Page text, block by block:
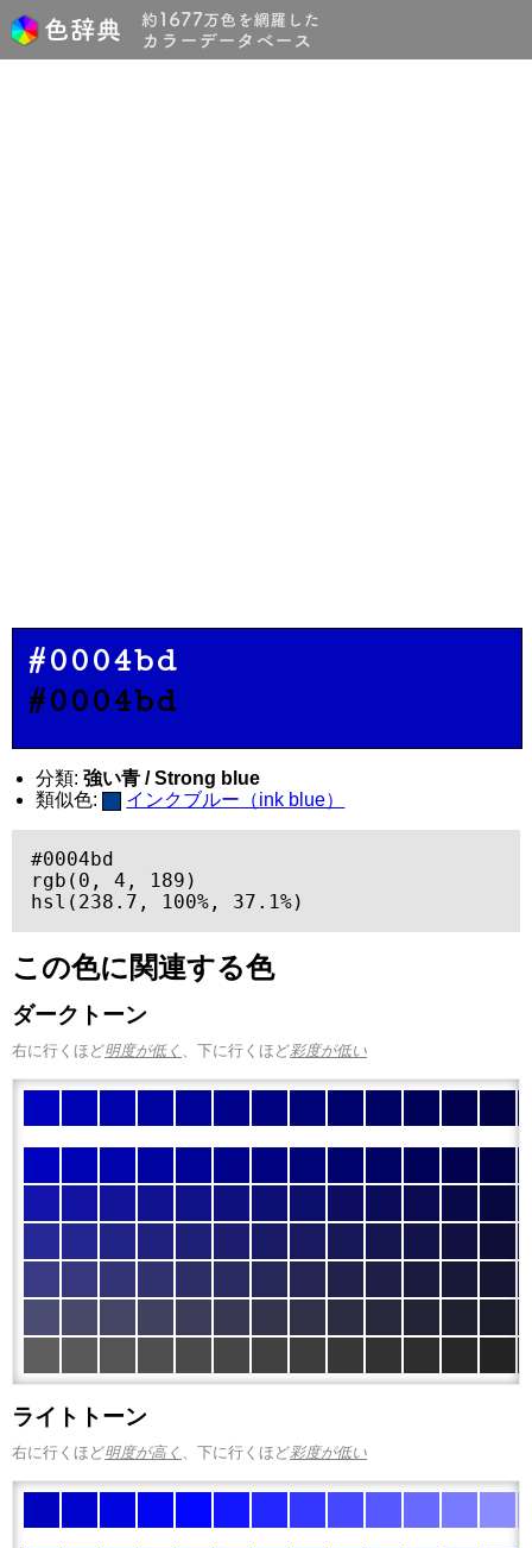
#0004bd
#0004bd
分類: 強い青 / Strong blue
類似色:
インクブルー（ink blue）
#0004bd
rgb(0, 4, 189)
hsl(238.7, 100%, 37.1%)
この色に関連する色
ダークトーン
右に行くほど明度が低く 、下に行くほど彩度が低い
ライトトーン
右に行くほど明度が高く 、下に行くほど彩度が低い